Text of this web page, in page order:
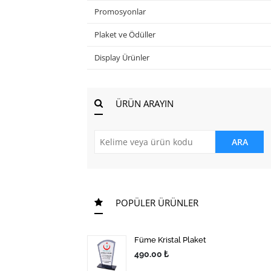
Promosyonlar
Plaket ve Ödüller
Display Ürünler
ÜRÜN ARAYIN
ARA
POPÜLER ÜRÜNLER
Füme Kristal Plaket
490.00 ₺